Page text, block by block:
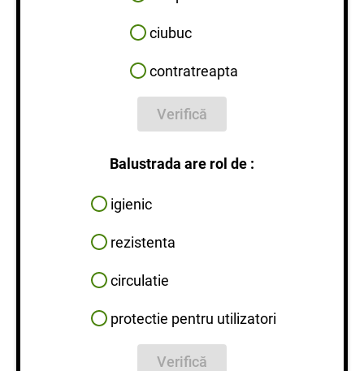
ciubuc
contratreapta
Verifică
Balustrada are rol de :
igienic
rezistenta
circulatie
protectie pentru utilizatori
Verifică